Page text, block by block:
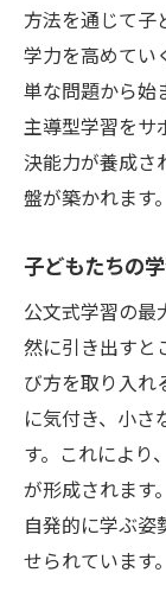
方法を通じて子
学力を高めてい
単な問題から始
主導型学習をサ
決能力が養成さ
盤が築かれます。
子どもたちの
公文式学習の最
然に引き出すと
び方を取り入れ
に気付き、小さ
す。これにより
が形成されます
自発的に学ぶ姿
せられています。